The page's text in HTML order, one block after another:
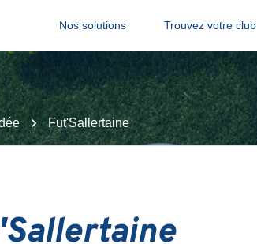
Nos solutions Trouvez votre club
Fut'Sallertaine